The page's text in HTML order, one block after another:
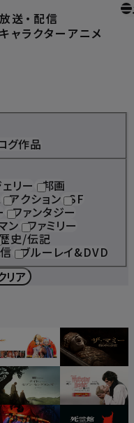
放送 ・ 配信
キャラクター アニメ
ホームエンターテイメント
グ作品
リー 邦画
アクション SF
ファンタジー
ン ファミリー
史/伝記
ブルーレイ&DVD
リア